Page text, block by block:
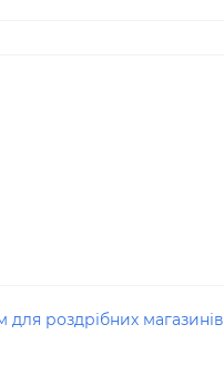
для роздрібних магазинів